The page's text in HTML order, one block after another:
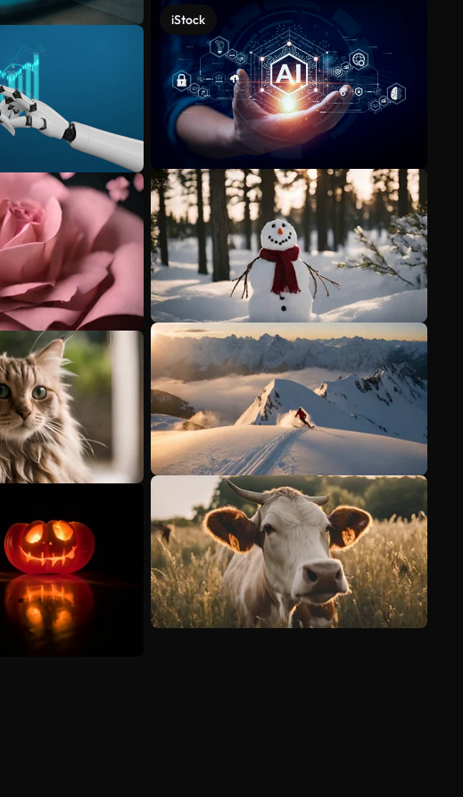
iStock
Veja mais